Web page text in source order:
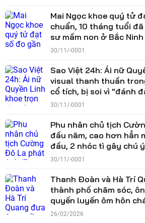
Mai Ngọc khoe quý tử
chuẩn, 10 tháng tuổi
sư mầm non ở Bắc Ninh
30/11/-0001
Sao Việt 24h: Ái nữ
visual thanh thuần
cổ tích, bị soi vì "đánh
30/11/-0001
Phu nhân chủ tịch
đầu năm, cao hơn hẳn
đầu, 2 nhóc tì gây chú ý
30/11/-0001
Thanh Đoàn và Hà Trí
thành phố chăm sóc,
quyến luyến ôm hôn
26/02/2026